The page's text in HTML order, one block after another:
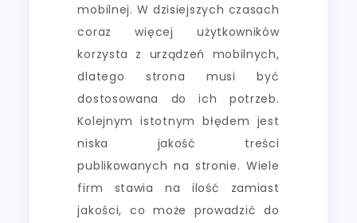
mobilnej. W dzisiejszych czasach
coraz więcej użytkowników
korzysta z urządzeń mobilnych,
dlatego strona musi być
dostosowana do ich potrzeb.
Kolejnym istotnym błędem jest
niska jakość treści
publikowanych na stronie. Wiele
firm stawia na ilość zamiast
jakości, co może prowadzić do